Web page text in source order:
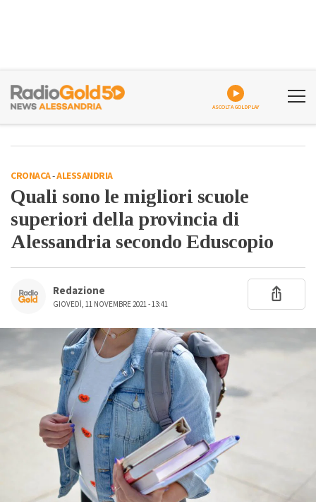
ASCOLTA GOLDPLAY
CRONACA-ALESSANDRIA
Quali sono le migliori scuole
superiori della provincia di
Alessandria secondo Eduscopio
Redazione
GIOVEDÌ, 11 NOVEMBRE 2021 - 13:41